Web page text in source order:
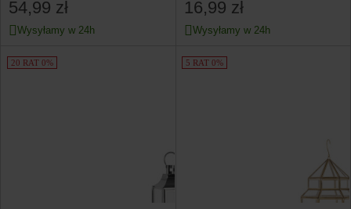
54,99 zł
Wysyłamy w 24h
16,99 zł
Wysyłamy w 24h
20 RAT 0% 5 RAT 0%